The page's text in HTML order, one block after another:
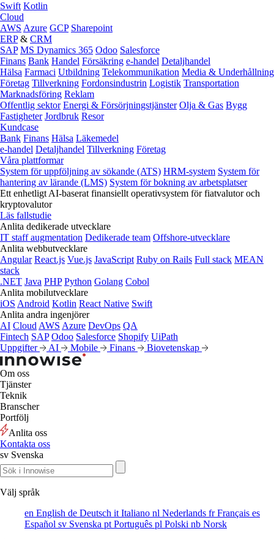
Swift Kotlin
Cloud
AWS Azure GCP Sharepoint
ERP& CRM
SAP MS Dynamics 365 Odoo Salesforce
Finans Bank Handel Försäkring e‑handel Detaljhandel
Hälsa Farmaci Utbildning Telekommunikation Media & Underhållning
Företag Tillverkning Fordonsindustrin Logistik Transportation
Marknadsföring Reklam
Offentlig sektor Energi & Försörjningstjänster Olja & Gas Bygg
Fastigheter Jordbruk Resor
Kundcase
Bank Finans Hälsa Läkemedel
e‑handel Detaljhandel Tillverkning Företag
Våra plattformar
System för uppföljning av sökande (ATS) HRM-system System för
hantering av lärande (LMS) System för bokning av arbetsplatser
Ett enhetligt AI-baserat finansiellt operativsystem för fiatvalutor och
kryptovalutor
Läs fallstudie
Anlita dedikerade utvecklare
IT staff augmentation Dedikerade team Offshore-utvecklare
Anlita webbutvecklare
Angular React.js Vue.js JavaScript Ruby on Rails Full stack MEAN
stack
.NET Java PHP Python Golang Cobol
Anlita mobilutvecklare
iOS Android Kotlin React Native Swift
Anlita andra ingenjörer
AI Cloud AWS Azure DevOps QA
Fintech SAP Odoo Salesforce Shopify UiPath
Uppgifter
AI Mobile Finans Biovetenskap
Om oss
Tjänster
Teknik
Branscher
Portfölj
Anlita oss
Kontakta oss
sv Svenska
Välj språk
en English de Deutsch it Italiano nl Nederlands frFrançais es
Español sv Svenska pt Português pl Polski nb Norsk